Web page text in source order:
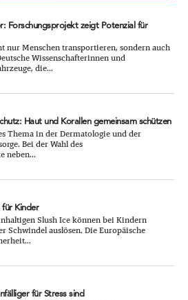
Forschungsprojekt zeigt Potenzial für
nur Menschen transportieren, sondern auch
Wissenschafterinnen und
die...
Haut und Korallen gemeinsam schützen
Thema in der Dermatologie und der
Bei der Wahl des
neben...
für Kinder
Slush Ice können bei Kindern
Schwindel auslösen. Die Europäische
für Stress sind